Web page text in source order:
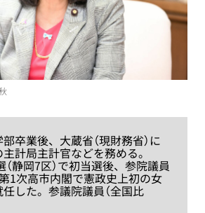
卒業後、大蔵省（現財務省）に
計局主計官などを務める。
静岡7区）で初当選後、参院議員
1次高市内閣で憲政史上初の女
した。参議院議員（全国比